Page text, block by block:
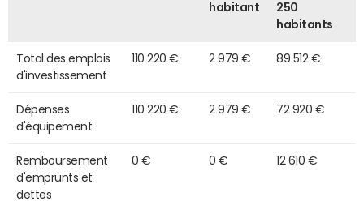
habitant
250
habitants
Total des emplois
d'investissement
110 220 € 2 979 € 89 512 €
Dépenses
d'équipement
110 220 € 2 979 € 72 920 €
Remboursement
d'emprunts et
dettes
0 € 0 € 12 610 €